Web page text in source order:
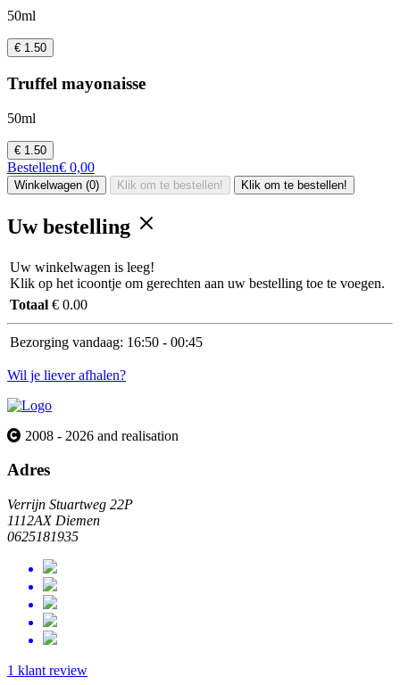
50ml
€ 1.50
Truffel mayonaisse
50ml
€ 1.50
Bestellen€ 0,00
Winkelwagen (0) Klik om te bestellen! Klik om te bestellen!
Uw bestelling
Uw winkelwagen is leeg!
Klik op het icoontje om gerechten aan uw bestelling toe te voegen.
Totaal € 0.00
Bezorging vandaag: 16:50 - 00:45
Wil je liever afhalen?
2008 - 2026 and realisation
Adres
Verrijn Stuartweg 22P
1112AX Diemen
0625181935
1 klant review